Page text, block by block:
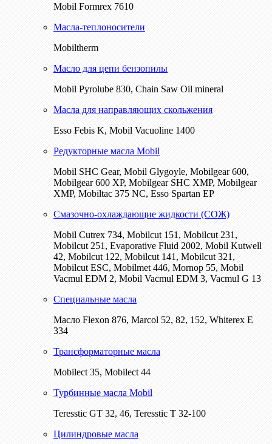
Mobil Formrex 7610
Масла-теплоносители
Mobiltherm
Масло для цепи бензопилы
Mobil Pyrolube 830, Chain Saw Oil mineral
Масла для направляющих скольжения
Esso Febis K, Mobil Vacuoline 1400
Редукторные масла Mobil
Mobil SHC Gear, Mobil Glygoyle, Mobilgear 600,
Mobilgear 600 XP, Mobilgear SHC XMP, Mobilgear
XМP, Mobiltac 375 NC, Esso Spartan EP
Смазочно-охлаждающие жидкости (СОЖ)
Mobil Cutrex 734, Mobilcut 151, Mobilcut 231,
Mobilcut 251, Evaporative Fluid 2002, Mobil Kutwell
42, Mobilcut 122, Mobilcut 141, Mobilcut 321,
Mobilcut ESC, Mobilmet 446, Mornop 55, Mobil
Vacmul EDM 2, Mobil Vacmul EDM 3, Vacmul G 13
Специальные масла
Масло Flexon 876, Marcol 52, 82, 152, Whiterex E
334
Трансформаторные масла
Mobilect 35, Mobilect 44
Турбинные масла Mobil
Teresstic GT 32, 46, Teresstic T 32-100
Цилиндровые масла